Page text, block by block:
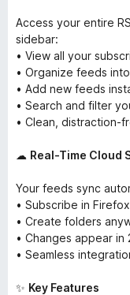
Access your entire
sidebar:
• View all your
• Organize feeds
• Add new feeds
• Search and filter
• Clean, distraction-
☁ Real-Time Cloud
Your feeds sync
• Subscribe in
• Create folders
• Changes appear
• Seamless
✨ Key Features